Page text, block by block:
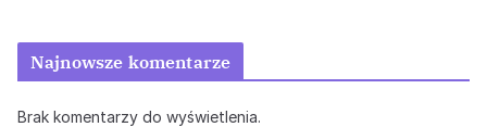
Najnowsze komentarze
Brak komentarzy do wyświetlenia.